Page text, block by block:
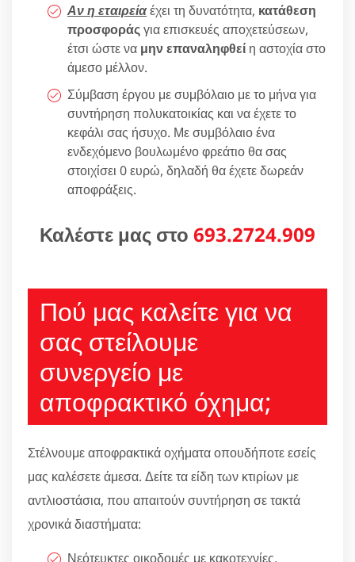
Αν η εταιρείαέχει τη δυνατότητα, κατάθεση
προσφοράςγια επισκευές αποχετεύσεων,
έτσι ώστε να μην επαναληφθεί η αστοχία στο
άμεσο μέλλον.
Σύμβαση έργου με συμβόλαιο με το μήνα για
συντήρηση πολυκατοικίας και να έχετε το
κεφάλι σας ήσυχο. Με συμβόλαιο ένα
ενδεχόμενο βουλωμένο φρεάτιο θα σας
στοιχίσει 0 ευρώ, δηλαδή θα έχετε δωρεάν
αποφράξεις.
Καλέστε μας στο 693.2724.909
Πού μας καλείτε για να
σας στείλουμε
συνεργείο με
αποφρακτικό όχημα;
Στέλνουμε αποφρακτικά οχήματα οπουδήποτε εσείς
μας καλέσετε άμεσα. Δείτε τα είδη των κτιρίων με
αντλιοστάσια, που απαιτούν συντήρηση σε τακτά
χρονικά διαστήματα:
Νεότευκτες οικοδομές με κακοτεχνίες.